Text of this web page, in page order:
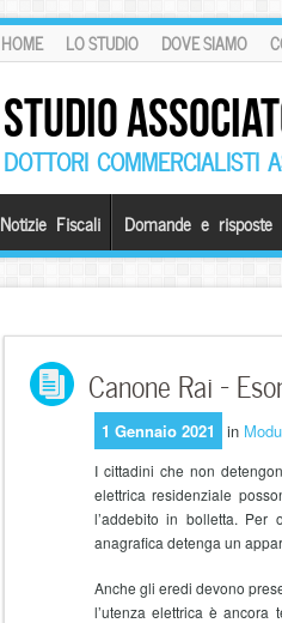
HOME LO STUDIO DOVE SIAMO
STUDIO
DOTTORI COMMERCIALISTI
Notizie Fiscali Domande e risposte
Canone Rai –
1 Gennaio 2021 in
I cittadini che non
elettrica residenziale
l’addebito in bolletta. Per
anagrafica detenga un
Anche gli eredi devono
l’utenza elettrica è ancora